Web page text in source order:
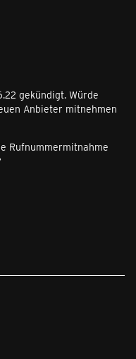
gekündigt. Würde
Anbieter mitnehmen
Rufnummermitnahme